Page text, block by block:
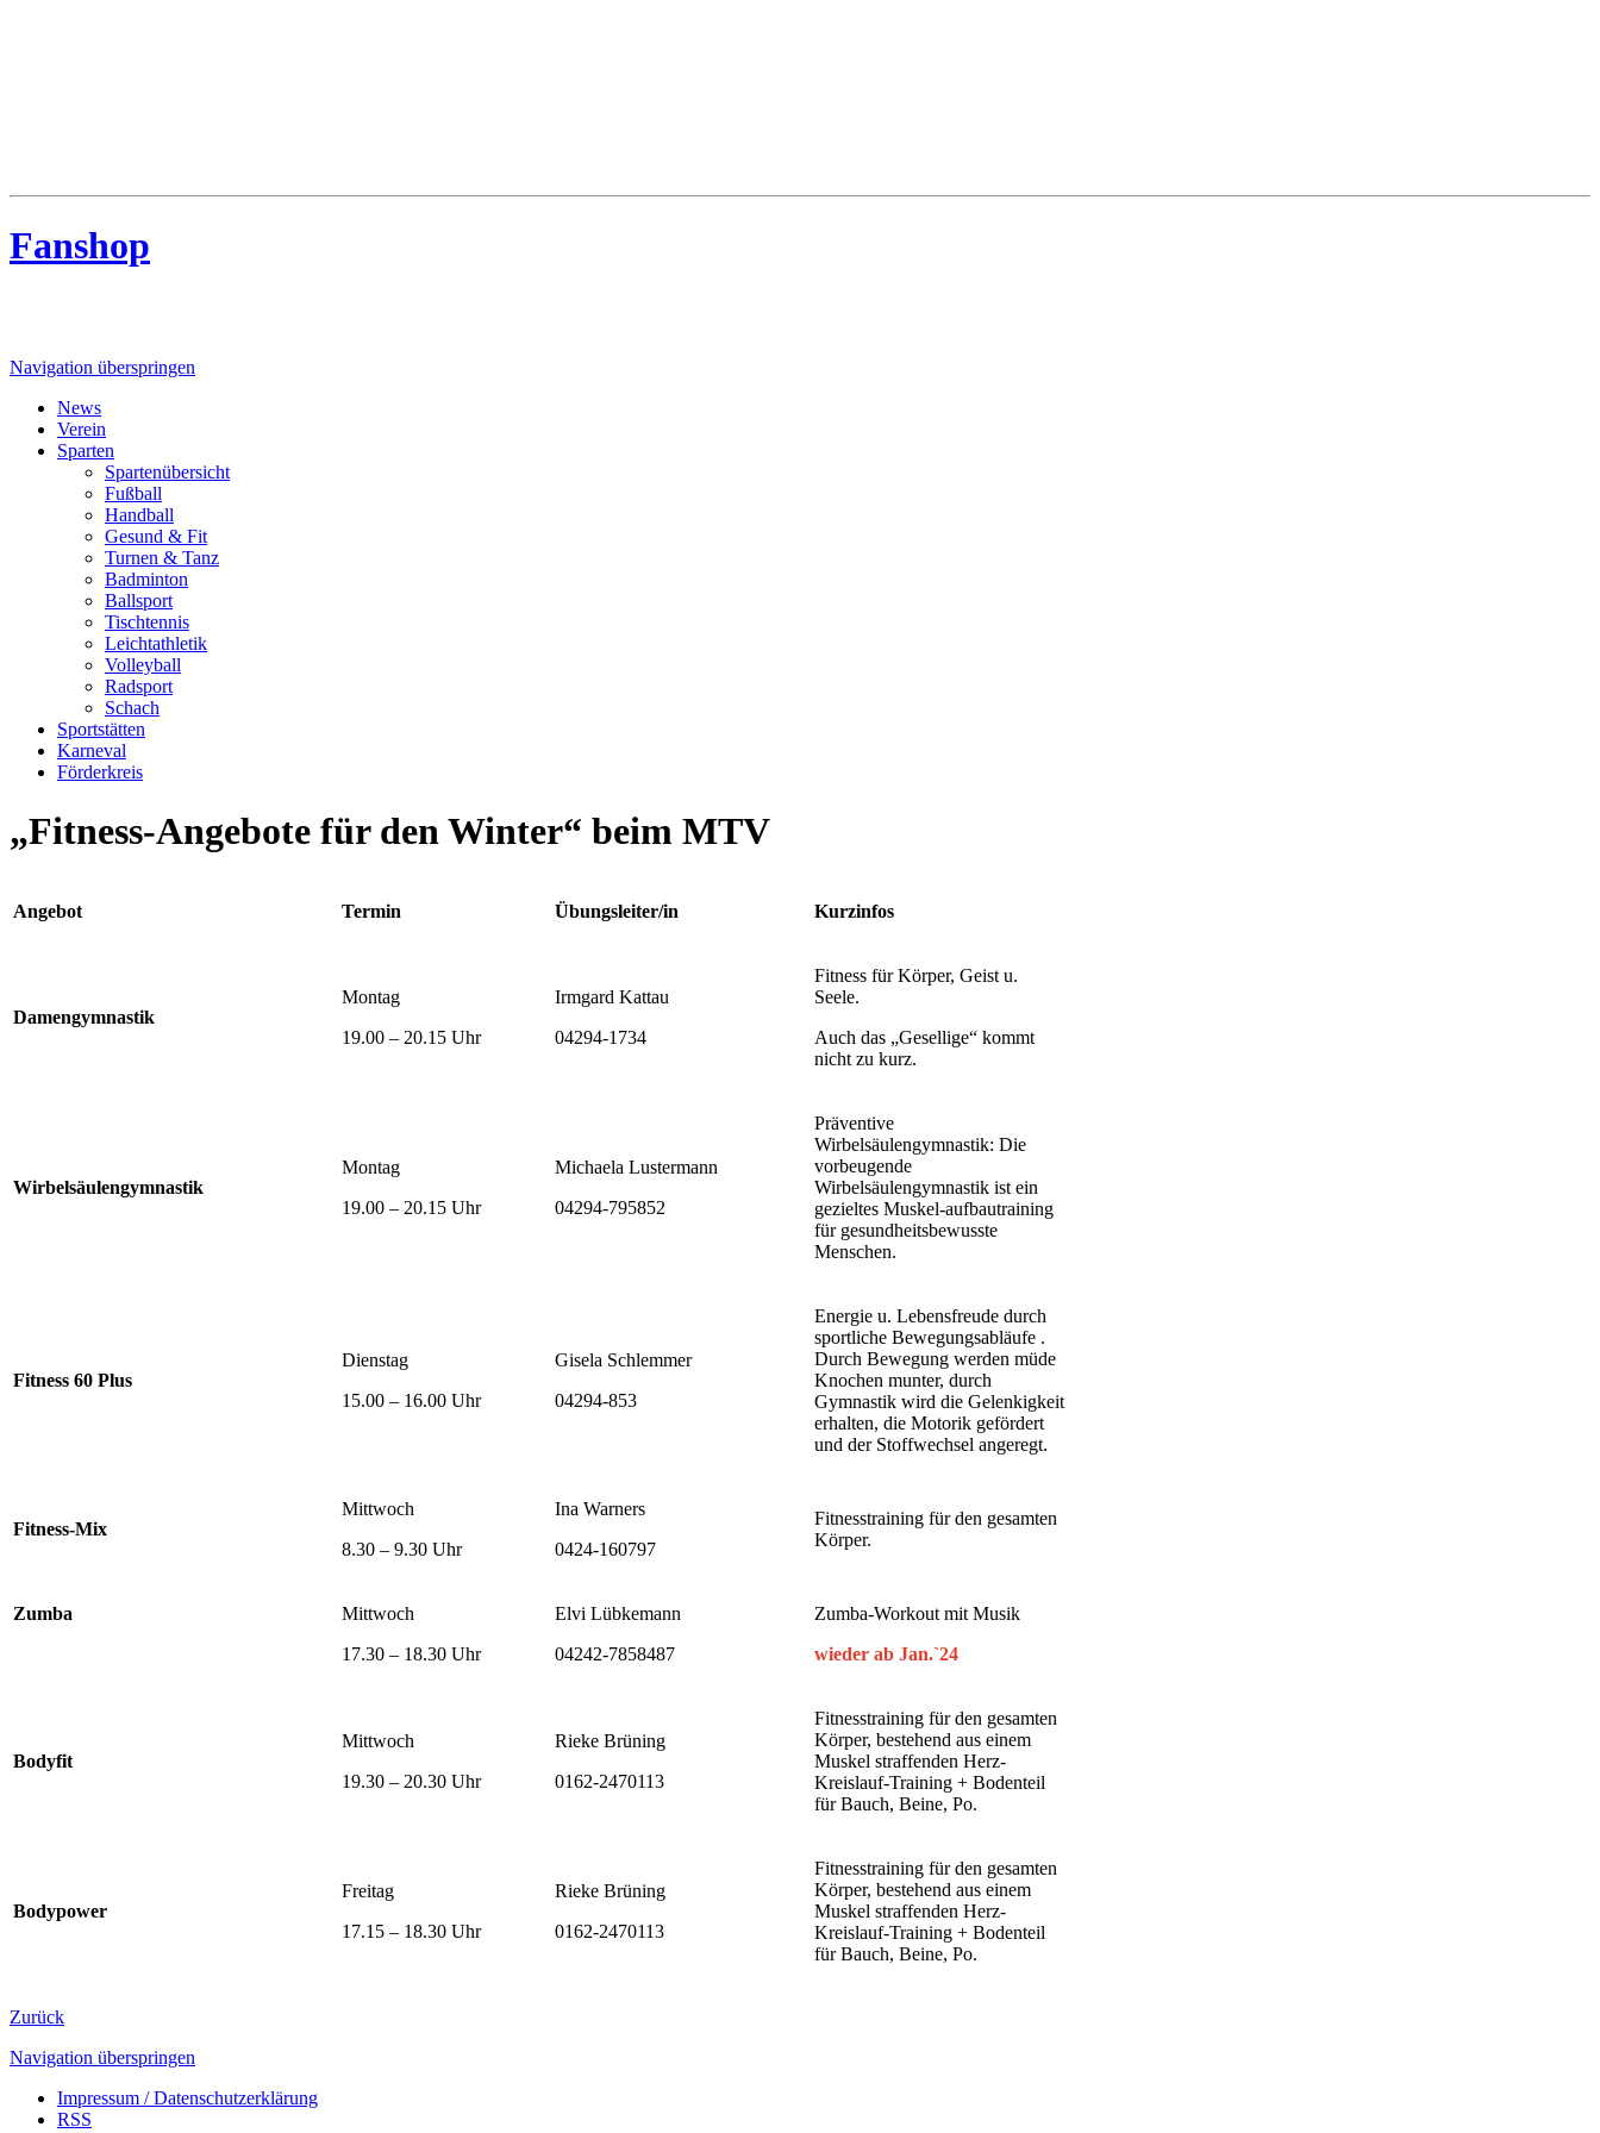
Fanshop
Navigation überspringen
News
Verein
Sparten
Spartenübersicht
Fußball
Handball
Gesund & Fit
Turnen & Tanz
Badminton
Ballsport
Tischtennis
Leichtathletik
Volleyball
Radsport
Schach
Sportstätten
Karneval
Förderkreis
„Fitness-Angebote für den Winter“ beim MTV
Angebot Termin Übungsleiter/in Kurzinfos
Damengymnastik
Montag
19.00 – 20.15 Uhr
Irmgard Kattau
04294-1734
Fitness für Körper, Geist u.
Seele.
Auch das „Gesellige“ kommt
nicht zu kurz.
Wirbelsäulengymnastik
Montag
19.00 – 20.15 Uhr
Michaela Lustermann
04294-795852
Präventive
Wirbelsäulengymnastik: Die
vorbeugende
Wirbelsäulengymnastik ist ein
gezieltes Muskel-aufbautraining
für gesundheitsbewusste
Menschen.
Fitness 60 Plus
Dienstag
15.00 – 16.00 Uhr
Gisela Schlemmer
04294-853
Energie u. Lebensfreude durch
sportliche Bewegungsabläufe .
Durch Bewegung werden müde
Knochen munter, durch
Gymnastik wird die Gelenkigkeit
erhalten, die Motorik gefördert
und der Stoffwechsel angeregt.
Fitness-Mix
Mittwoch
8.30 – 9.30 Uhr
Ina Warners
0424-160797
Fitnesstraining für den gesamten
Körper.
Zumba
Mittwoch
17.30 – 18.30 Uhr
Elvi Lübkemann
04242-7858487
Zumba-Workout mit Musik
wieder ab Jan.`24
Bodyfit
Mittwoch
19.30 – 20.30 Uhr
Rieke Brüning
0162-2470113
Fitnesstraining für den gesamten
Körper, bestehend aus einem
Muskel straffenden Herz-
Kreislauf-Training + Bodenteil
für Bauch, Beine, Po.
Bodypower
Freitag
17.15 – 18.30 Uhr
Rieke Brüning
0162-2470113
Fitnesstraining für den gesamten
Körper, bestehend aus einem
Muskel straffenden Herz-
Kreislauf-Training + Bodenteil
für Bauch, Beine, Po.
Zurück
Navigation überspringen
Impressum / Datenschutzerklärung
RSS